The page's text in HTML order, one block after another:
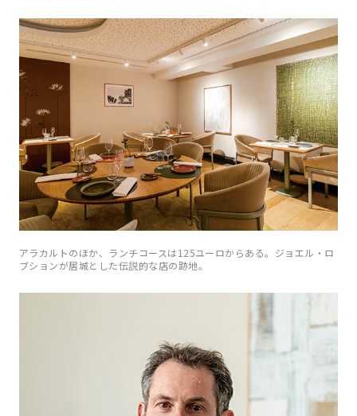
アラカルトのほか、ランチコースは125ユーロからある。ジョエル・ロ
ブションが居城とした伝説的な店の跡地。